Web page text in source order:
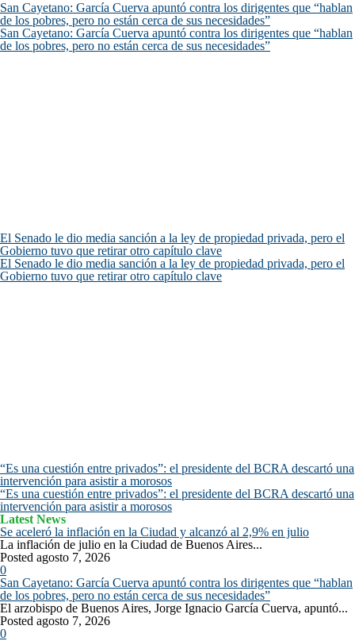
San Cayetano: García Cuerva apuntó contra los dirigentes que “hablan
de los pobres, pero no están cerca de sus necesidades”
San Cayetano: García Cuerva apuntó contra los dirigentes que “hablan
de los pobres, pero no están cerca de sus necesidades”
El Senado le dio media sanción a la ley de propiedad privada, pero el
Gobierno tuvo que retirar otro capítulo clave
El Senado le dio media sanción a la ley de propiedad privada, pero el
Gobierno tuvo que retirar otro capítulo clave
“Es una cuestión entre privados”: el presidente del BCRA descartó una
intervención para asistir a morosos
“Es una cuestión entre privados”: el presidente del BCRA descartó una
intervención para asistir a morosos
Latest News
Se aceleró la inflación en la Ciudad y alcanzó al 2,9% en julio
La inflación de julio en la Ciudad de Buenos Aires...
Posted agosto 7, 2026
0
San Cayetano: García Cuerva apuntó contra los dirigentes que “hablan
de los pobres, pero no están cerca de sus necesidades”
El arzobispo de Buenos Aires, Jorge Ignacio García Cuerva, apuntó...
Posted agosto 7, 2026
0